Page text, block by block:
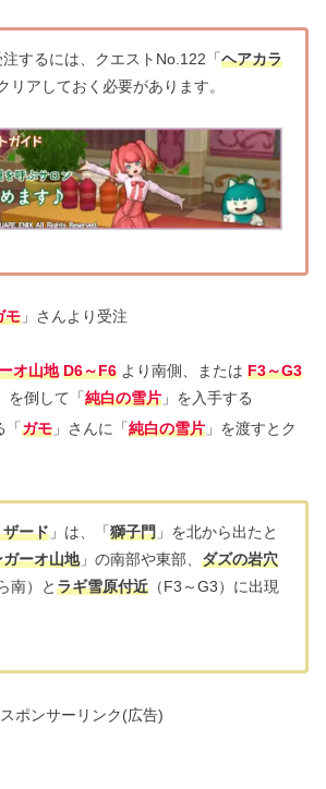
するには、クエストNo.122「ヘアカラ
リアしておく必要があります。
モ 」さんより受注
オ山地 D6～F6より南側、または F3～G3
を倒して「純白の雪片」を入手する
「ガモ」さんに「純白の雪片」を渡すとク
ザード 」は、「獅子門 」を北から出たと
ガーオ山地」の南部や東部、 ダズの岩穴
南）とラギ雪原付近 （F3～G3）に出現
スポンサーリンク(広告)